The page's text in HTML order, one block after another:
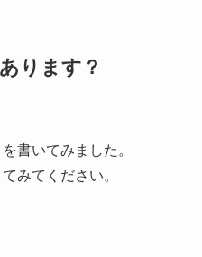
ります？
書いてみました。
みてください。